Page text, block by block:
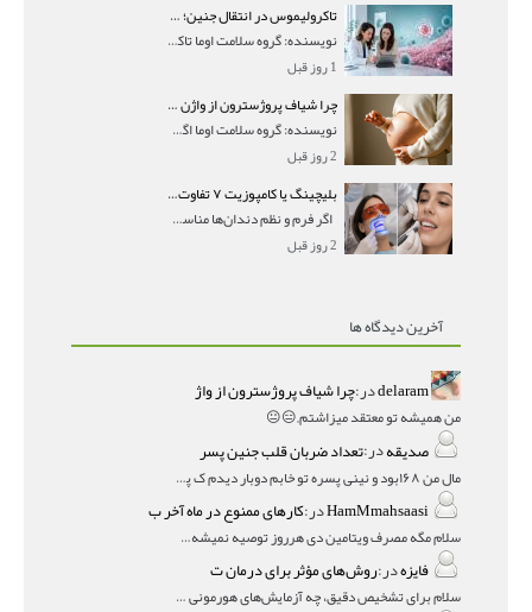
تاکرولیموس در انتقال جنین؛ آیا شانس لانه‌گزینی را افزایش می‌دهد؟
نویسنده: گروه سلامت اوما تاکرولیموس در انتقال جنین
1 روز قبل
چرا شیاف پروژسترون از واژن بیرون می‌ریزد؟ میزان جذب و زمان صحیح مصرف
نویسنده: گروه سلامت اوما اگر بعد از گذاشتن شیاف پر
2 روز قبل
بلیچینگ یا کامپوزیت ۷ تفاوت مهم برای انتخاب درست
اگر فرم و نظم دندان‌ها مناسب است و مشکل
2 روز قبل
آخرین دیدگاه ها
delaramدر:چرا شیاف پروژسترون از واژ
من همیشه تو معتقد میزاشتم,,😑😐
صدیقهدر:تعداد ضربان قلب جنین پسر
مال من ۱۶۸بود و نینی پسره تو خابم دوبار دیدم ک پسره
HamMmahsaasiدر:کارهای ممنوع در ماه آخر ب
سلام مگه مصرف ویتامین دی هرروز توصیه نمیشه؟درمقاله میگه
فایزهدر:روش‌های مؤثر برای درمان ت
سلام برای تشخیص دقیق، چه آزمایش‌های هورمونی و چه سونوگر